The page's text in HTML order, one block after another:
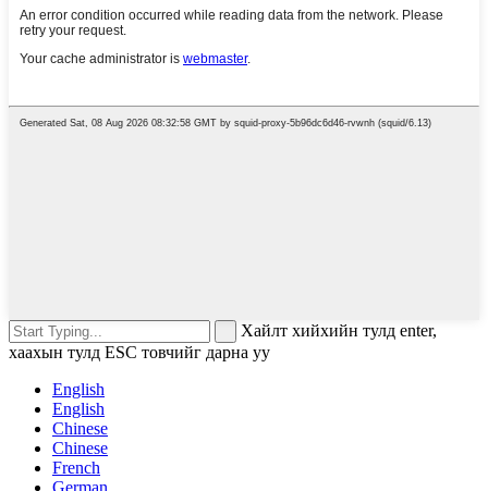
Хайлт хийхийн тулд enter,
хаахын тулд ESC товчийг дарна уу
English
English
Chinese
Chinese
French